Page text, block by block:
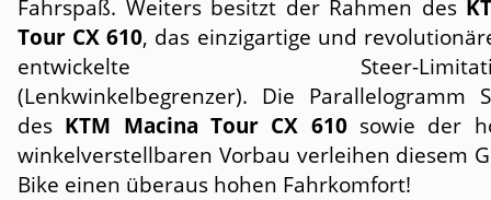
Fahrspaß. Weiters besitzt der Rahmen des
Tour CX 610, das einzigartige und
entwickelte Steer-Limitation-
(Lenkwinkelbegrenzer). Die Parallelogramm
des KTM Macina Tour CX 610sowie der
winkelverstellbaren Vorbau verleihen diesem
Bike einen überaus hohen Fahrkomfort!